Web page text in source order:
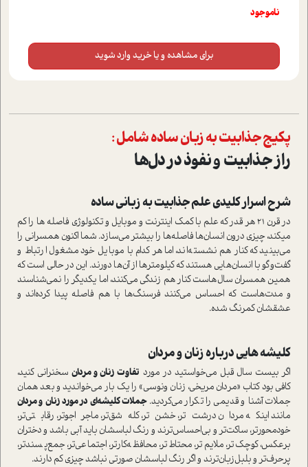
ناموجود
برای مشاهده و یا خرید وارد شوید
پکیج جذابیت به زبان ساده شامل :
راز جذابیت و نفوذ در دل‌ها
شرح اسرار کلیدی علم جذابیت به زبانی ساده
در قرن 21 هر قدر که علم با کمک اینترنت و موبایل و تکنولوژی فاصله ها را کم
می­کند، چیزی درون انسان‌ها فاصله‌ها را بیشتر می‌سازد. شما اکنون همسرانی را
می‌بینید که کنار هم نشسته‌اند، اما هر کدام با موبایل خود مشغول ارتباط و
گفت‌و‌گو با انسان‌هایی هستند که کیلومترها از آن‌ها دورند. این در حالی است که
همین همسران سال‌هاست کنار هم زندگی می‌کنند، اما یکدیگر را نمی‌شناسند
و مدت‌هاست که احساس می‌کنند فرسنگ‌ها با هم فاصله پیدا کرده‌اند و
عشقشان کمرنگ شده.
کلیشه هایی درباره زنان و مردان
اگر بیست سال قبل می‌خواستید در مورد تفاوت زنان و مردان سخنرانی کنید،
کافی بود کتاب «مردان مریخی، زنان ونوسی» را یک بار می‌خواندید و بعد همان
جملات آشنا و قدیمی را تکرار می‌کردید.جملات کلیشه‌­ای در مورد زنان و مردان
مانند اینکه مردان درشت‌تر، خشن‌تر، کله‌شق‌تر، ماجراجوتر، رقابتی‌تر،
خود‌محورتر، ساکت‌تر و بی‌احساس‌ترند و رنگ لباسشان باید آبی باشد و دختران
برعکس، کوچک‌تر، ملایم‌تر، محتاط‌تر، محافظه‌کارتر، اجتماعی‌تر، جمع‌پسندتر،
پرحرف‌تر و بلبل‌زبان‌ترند و اگر رنگ لباسشان صورتی نباشد چیزی کم دارند.